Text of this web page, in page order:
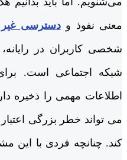
معنی نفوذ ودسترسی غیر
شخصی کاربران در رایانه،
شبکه اجتماعی است. برای
اطلاعات مهمی را ذخیره
می تواند خطر بزرگی
کند. چنانچه فردی با این